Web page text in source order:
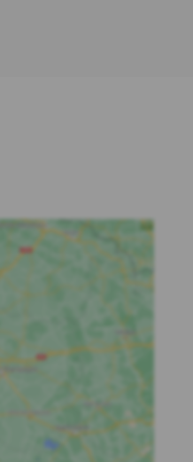
Slaapkamer 12
1-persoonsbed